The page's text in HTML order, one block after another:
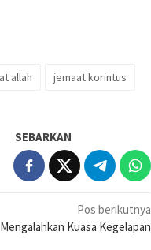
allah
jemaat korintus
SEBARKAN
Pos berikutnya
Mengalahkan Kuasa Kegelapan